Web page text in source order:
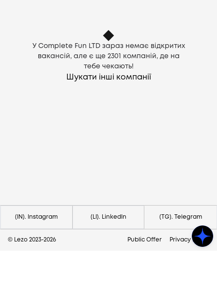
У Complete Fun LTD зараз немає відкритих
вакансій, але є ще 2301
компаній, де на
тебе чекають!
Шукати інші компанії
(IN). Instagram (LI). LinkedIn (TG). Telegram
© Lezo 2023-2026 Public Offer Privacy Policy